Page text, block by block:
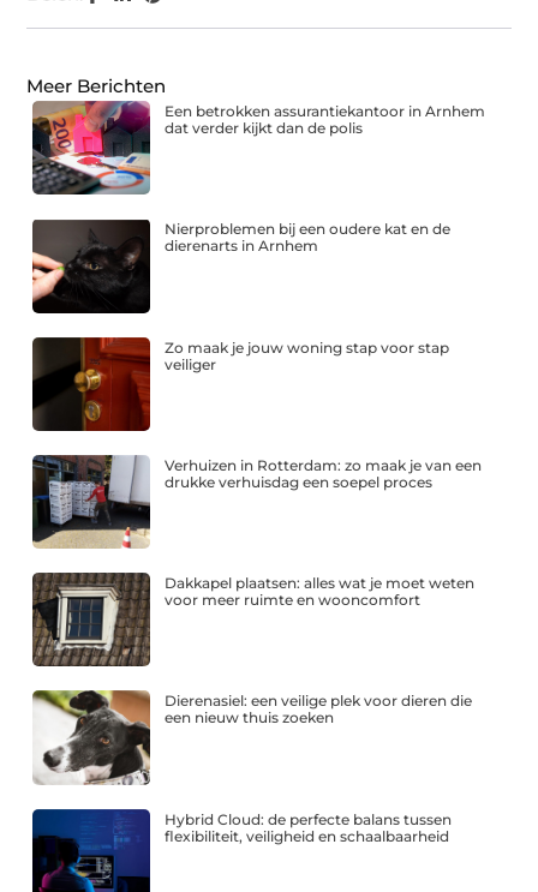
Meer Berichten
Een betrokken assurantiekantoor in Arnhem
dat verder kijkt dan de polis
Nierproblemen bij een oudere kat en de
dierenarts in Arnhem
Zo maak je jouw woning stap voor stap
veiliger
Verhuizen in Rotterdam: zo maak je van een
drukke verhuisdag een soepel proces
Dakkapel plaatsen: alles wat je moet weten
voor meer ruimte en wooncomfort
Dierenasiel: een veilige plek voor dieren die
een nieuw thuis zoeken
Hybrid Cloud: de perfecte balans tussen
flexibiliteit, veiligheid en schaalbaarheid